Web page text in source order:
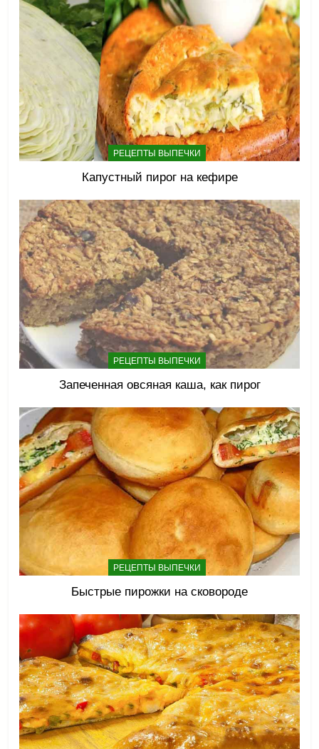
РЕЦЕПТЫ ВЫПЕЧКИ
Капустный пирог на кефире
РЕЦЕПТЫ ВЫПЕЧКИ
Запеченная овсяная каша, как пирог
РЕЦЕПТЫ ВЫПЕЧКИ
Быстрые пирожки на сковороде